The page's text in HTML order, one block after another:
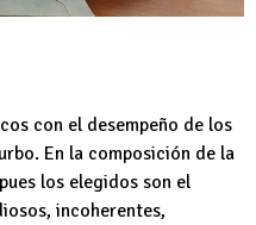
con el desempeño de los
En la composición de la
los elegidos son el
incoherentes,